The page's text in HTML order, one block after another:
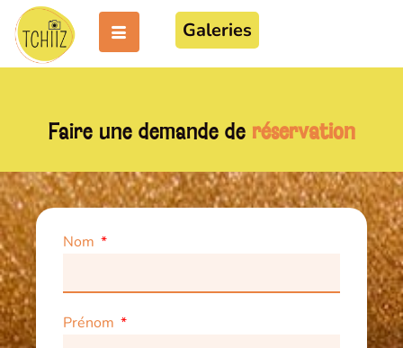
Galeries
Faire une demande de réservation
Nom
Prénom